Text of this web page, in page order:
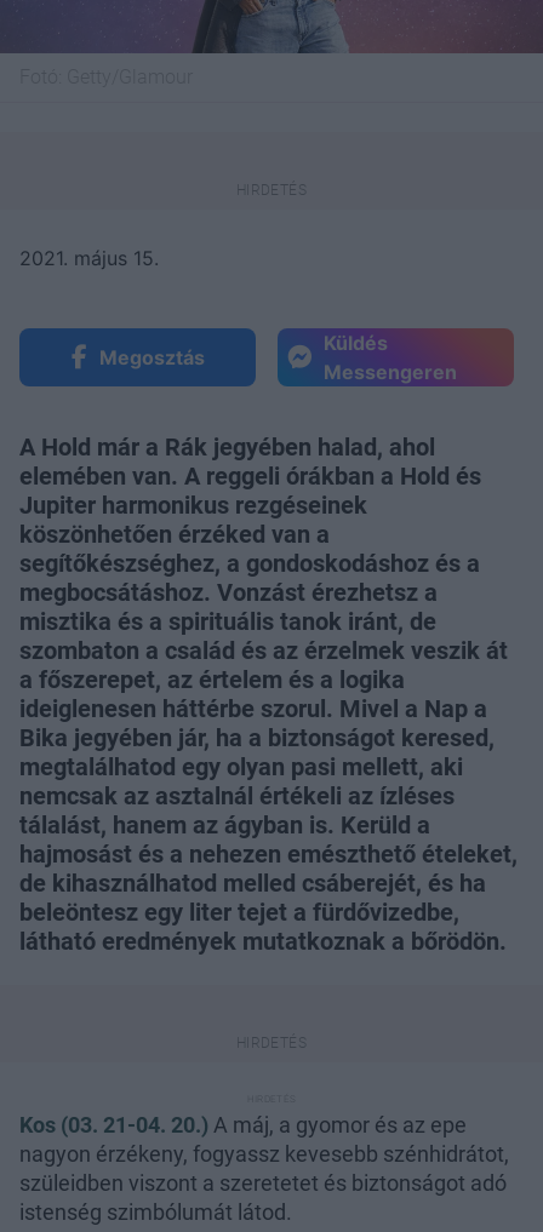
2021. május 15.
Megosztás
Küldés
Messengeren
A Hold már a Rák jegyében halad, ahol
elemében van. A reggeli órákban a Hold és
Jupiter harmonikus rezgéseinek
köszönhetően érzéked van a
segítőkészséghez, a gondoskodáshoz és a
megbocsátáshoz. Vonzást érezhetsz a
misztika és a spirituális tanok iránt, de
szombaton a család és az érzelmek veszik át
a főszerepet, az értelem és a logika
ideiglenesen háttérbe szorul. Mivel a Nap a
Bika jegyében jár, ha a biztonságot keresed,
megtalálhatod egy olyan pasi mellett, aki
nemcsak az asztalnál értékeli az ízléses
tálalást, hanem az ágyban is. Kerüld a
hajmosást és a nehezen emészthető ételeket,
de kihasználhatod melled csáberejét, és ha
beleöntesz egy liter tejet a fürdővizedbe,
látható eredmények mutatkoznak a bőrödön.
Kos (03. 21-04. 20.) A máj, a gyomor és az epe
nagyon érzékeny, fogyassz kevesebb szénhidrátot,
szüleidben viszont a szeretetet és biztonságot adó
istenség szimbólumát látod.